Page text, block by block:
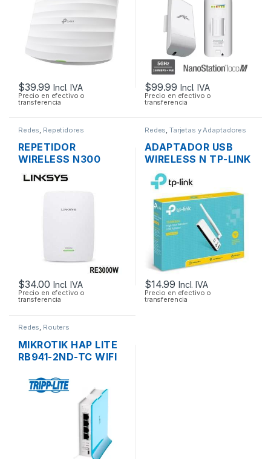
$39.99 Incl. IVA
Precio en efectivo o
transferencia
200MW 150MBPS +
POE OUTDOOR
$99.99 Incl. IVA
Precio en efectivo o
transferencia
Redes Repetidores
REPETIDOR
WIRELESS N300
LINKSYS RE3000W
DOS ANTENAS 1
10/1000MBPS
$34.00 Incl. IVA
Precio en efectivo o
transferencia
Redes ,Tarjetas y Adaptadores
Wireless
ADAPTADOR USB
WIRELESS N TP-LINK
TL-WN722N UNA
ANTENA ALTA
GANANCIA
$14.99 Incl. IVA
Precio en efectivo o
transferencia
Redes, Routers
MIKROTIK HAP LITE
RB941-2ND-TC WIFI
PUERTOS 10/100